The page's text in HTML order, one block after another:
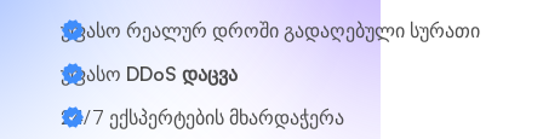
უფასო რეალურ დროში გადაღებული სურათი
უფასო DDoS დაცვა
24/7 ექსპერტების მხარდაჭერა